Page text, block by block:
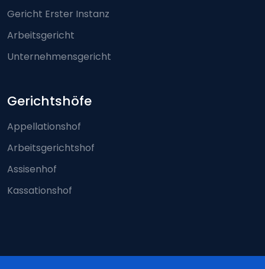
Gericht Erster Instanz
Arbeitsgericht
Unternehmensgericht
Gerichtshöfe
Appellationshof
Arbeitsgerichtshof
Assisenhof
Kassationshof